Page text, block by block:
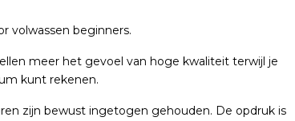
volwassen beginners.
meer het gevoel van hoge kwaliteit terwijl je
kunt rekenen.
zijn bewust ingetogen gehouden. De opdruk is